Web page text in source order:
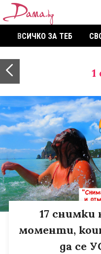
ВСИЧКО ЗА ТЕБ
1
17
моменти,
да се